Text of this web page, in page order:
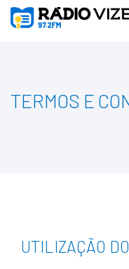
TERMOS E
UTILIZAÇÃO